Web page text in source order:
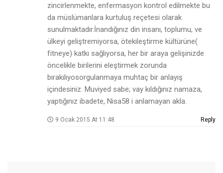
zincirlenmekte, enfermasyon kontrol edilmekte bu
da müslümanlara kurtuluş reçetesi olarak
sunulmaktadır.İnandığınız din insanı, toplumu, ve
ülkeyi geliştremiyorsa, ötekileştirme kültürüne(
fitneye) katkı sağlıyorsa, her bir araya gelişinizde
öncelikle birilerini eleştirmek zorunda
bırakılıyosorgulanmaya muhtaç bir anlayış
içindesiniz. Muviyed sabe; vay kıldığınız namaza,
yaptığınız ibadete, Nisa58 i anlamayan akla.
9 Ocak 2015 At 11:48 Reply